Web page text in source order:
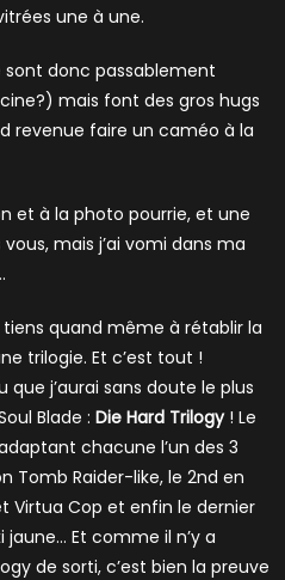
une à une.
sont donc passablement
mais font des gros hugs
revenue faire un caméo à la
et à la photo pourrie, et une
mais j’ai vomi dans ma
quand même à rétablir la
trilogie. Et c’est tout !
que j’aurai sans doute le plus
Blade : Die Hard Trilogy! Le
chacune l’un des 3
Tomb Raider-like, le 2nd en
Virtua Cop et enfin le dernier
Et comme il n’y a
de sorti, c’est bien la preuve